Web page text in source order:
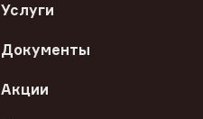
Услуги
Документы
Акции